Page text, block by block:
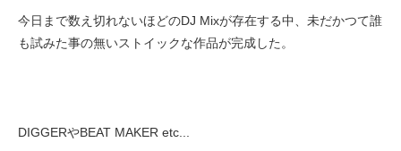
今日まで数え切れないほどのDJ Mixが存在する中、未だかつて誰
も試みた事の無いストイックな作品が完成した。
DIGGERやBEAT MAKER etc...